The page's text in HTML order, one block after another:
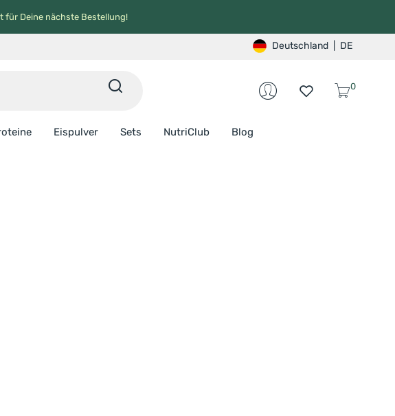
Deine nächste Bestellung!
Deutschland DE
0
Eispulver Sets NutriClub Blog